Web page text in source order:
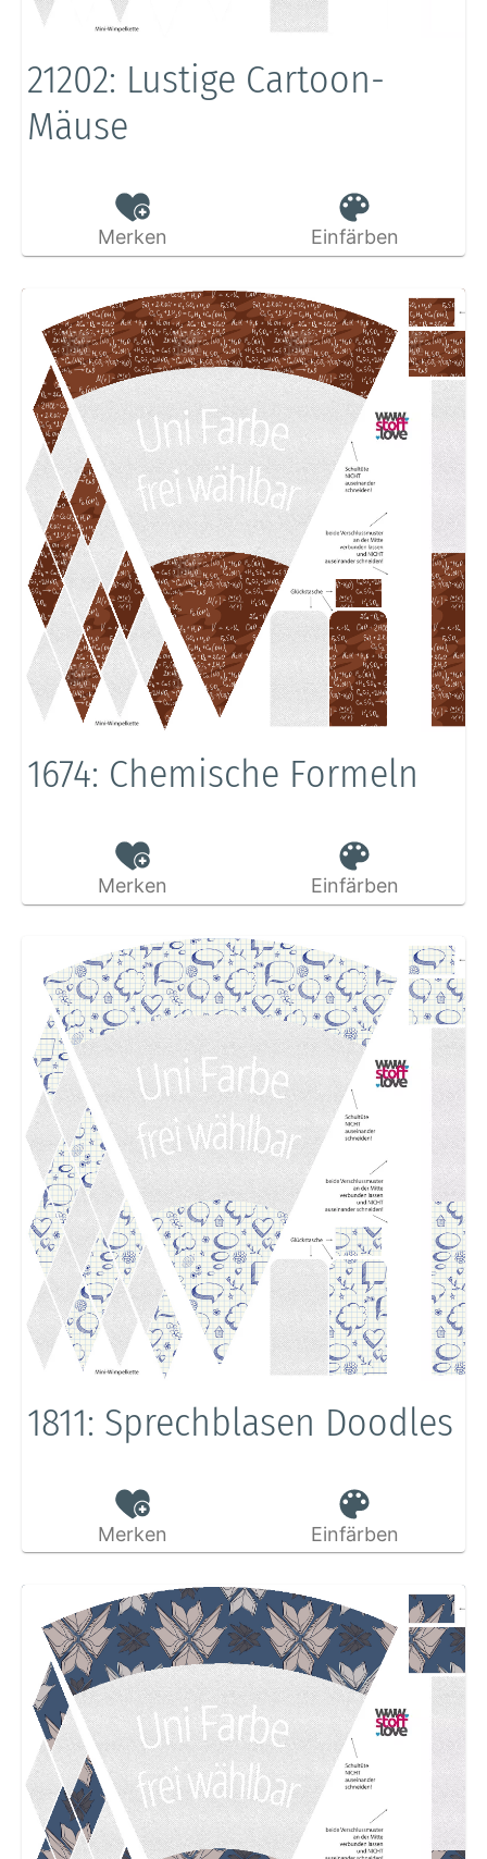
21202: Lustige Cartoon-
Mäuse
Merken Einfärben
1674: Chemische Formeln
Merken Einfärben
1811: Sprechblasen Doodles
Merken Einfärben